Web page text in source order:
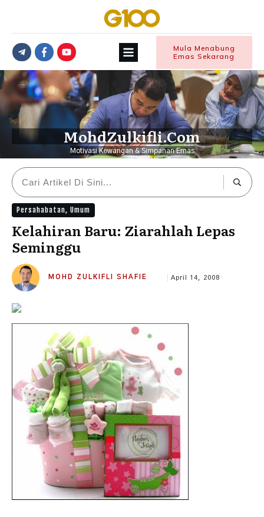
Mula Menabung
Emas Sekarang
MohdZulkifli.Com
Motivasi Kewangan & Simpanan Emas
Persahabatan, Umum
Kelahiran Baru: Ziarahlah Lepas
Seminggu
MOHD ZULKIFLI SHAFIE April 14, 2008